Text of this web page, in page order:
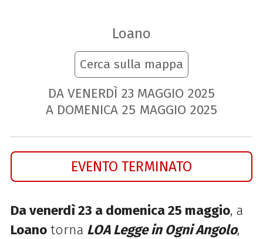
Loano
Cerca sulla mappa
DA VENERDÌ 23 MAGGIO 2025
A DOMENICA 25 MAGGIO 2025
EVENTO TERMINATO
Da venerdì 23 a domenica 25 maggio, a
Loanotorna LOA Legge in Ogni Angolo,